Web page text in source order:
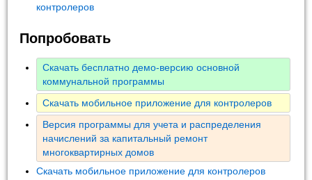
контролеров
Попробовать
Скачать бесплатно демо-версию основной
коммунальной программы
Скачать мобильное приложение для контролеров
Версия программы для учета и распределения
начислений за капитальный ремонт
многоквартирных домов
Скачать мобильное приложение для контролеров